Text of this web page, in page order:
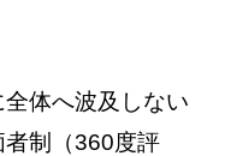
体へ波及しない
者制（360度評